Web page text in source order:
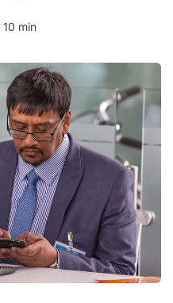
·10 min